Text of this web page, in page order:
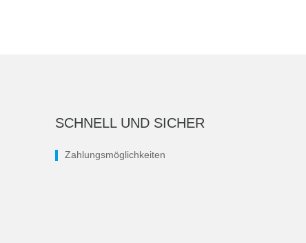
SCHNELL UND SICHER
Zahlungsmöglichkeiten